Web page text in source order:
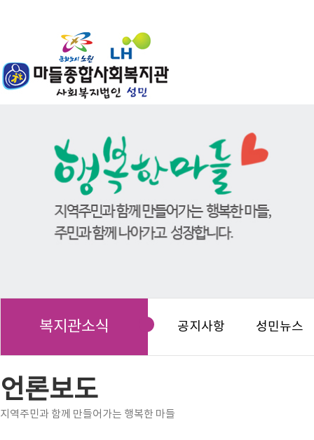
복지관소식 공지사항 성민뉴스
언론보도
지역주민과 함께 만들어가는 행복한 마들